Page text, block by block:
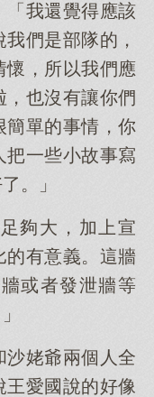
「我還覺得應該
們是部隊的，
懷，所以我們應
也沒有讓你們
簡單的事情，你
把一些小故事寫
。」
夠大，加上宣
的有意義。這牆
或者發泄牆等
沙姥爺兩個人全
愛國說的好像